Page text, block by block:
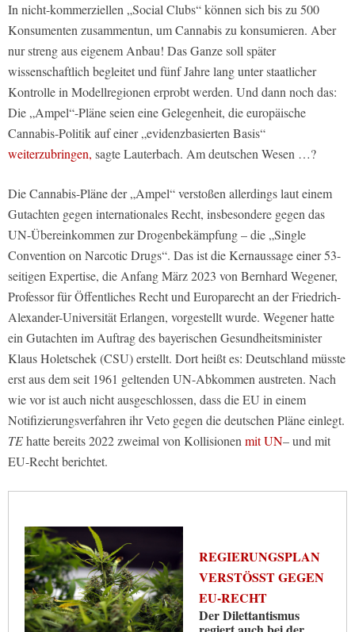
In nicht-kommerziellen „Social Clubs“ können sich bis zu 500
Konsumenten zusammentun, um Cannabis zu konsumieren. Aber
nur streng aus eigenem Anbau! Das Ganze soll später
wissenschaftlich begleitet und fünf Jahre lang unter staatlicher
Kontrolle in Modellregionen erprobt werden. Und dann noch das:
Die „Ampel“-Pläne seien eine Gelegenheit, die europäische
Cannabis-Politik auf einer „evidenzbasierten Basis“
weiterzubringen, sagte Lauterbach. Am deutschen Wesen …?
Die Cannabis-Pläne der „Ampel“ verstoßen allerdings laut einem
Gutachten gegen internationales Recht, insbesondere gegen das
UN-Übereinkommen zur Drogenbekämpfung – die „Single
Convention on Narcotic Drugs“. Das ist die Kernaussage einer 53-
seitigen Expertise, die Anfang März 2023 von Bernhard Wegener,
Professor für Öffentliches Recht und Europarecht an der Friedrich-
Alexander-Universität Erlangen, vorgestellt wurde. Wegener hatte
ein Gutachten im Auftrag des bayerischen Gesundheitsminister
Klaus Holetschek (CSU) erstellt. Dort heißt es: Deutschland müsste
erst aus dem seit 1961 geltenden UN-Abkommen austreten. Nach
wie vor ist auch nicht ausgeschlossen, dass die EU in einem
Notifizierungsverfahren ihr Veto gegen die deutschen Pläne einlegt.
TEhatte bereits 2022 zweimal von Kollisionenmit UN– und mit
EU-Recht berichtet.
REGIERUNGSPLAN
VERSTÖSST GEGEN E
U-RECHT
Der Dilettantismus